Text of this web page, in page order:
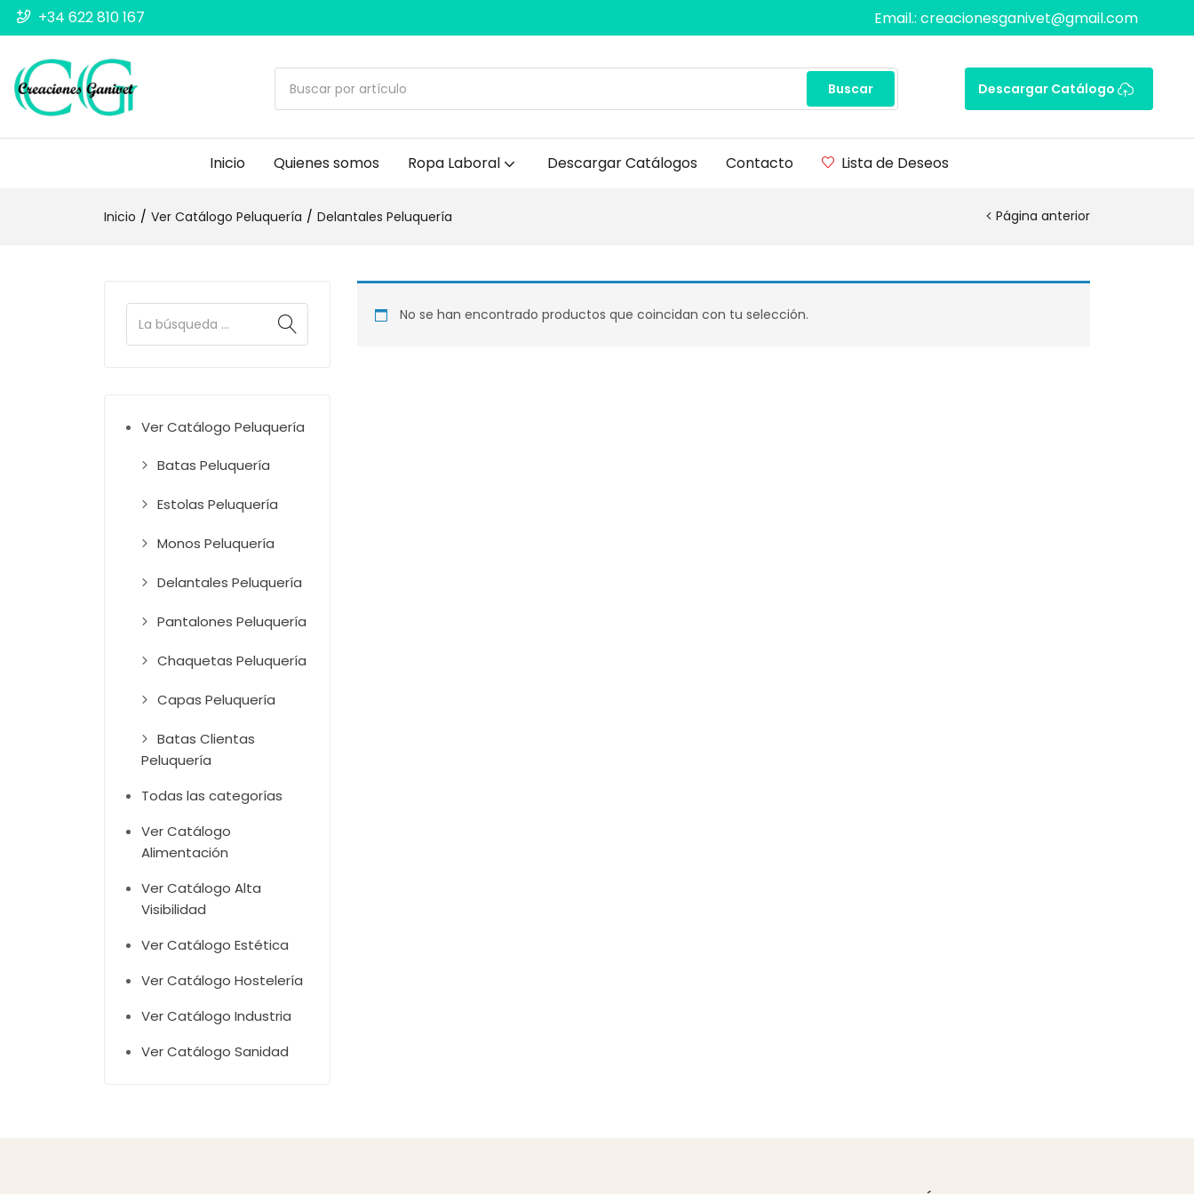
+34 622 810 167 Email.: creacionesganivet@gmail.com
Buscar Descargar Catálogo
Inicio Quienes somos Ropa Laboral Descargar Catálogos Contacto Lista de Deseos
Inicio Ver Catálogo Peluquería Delantales Peluquería Página anterior
Ver Catálogo Peluquería
Batas Peluquería
Estolas Peluquería
Monos Peluquería
Delantales Peluquería
Pantalones Peluquería
Chaquetas Peluquería
Capas Peluquería
Batas Clientas
Peluquería
Todas las categorías
Ver Catálogo
Alimentación
Ver Catálogo Alta
Visibilidad
Ver Catálogo Estética
Ver Catálogo Hostelería
Ver Catálogo Industria
Ver Catálogo Sanidad
No se han encontrado productos que coincidan con tu selección.